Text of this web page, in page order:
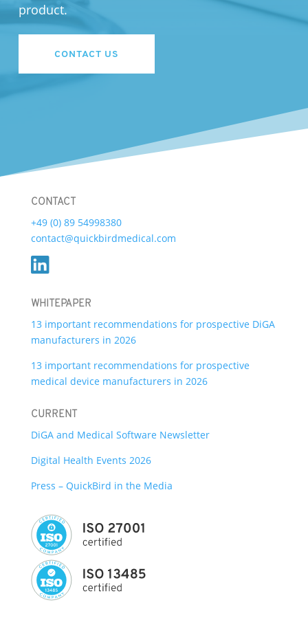
product.
CONTACT US
CONTACT
+49 (0) 89 54998380
contact@quickbirdmedical.com
WHITEPAPER
13 important recommendations for prospective DiGA
manufacturers in 2026
13 important recommendations for prospective
medical device manufacturers in 2026
CURRENT
DiGA and Medical Software Newsletter
Digital Health Events 2026
Press – QuickBird in the Media